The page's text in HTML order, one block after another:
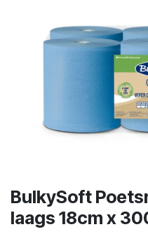
BulkySoft
laags 18cm x